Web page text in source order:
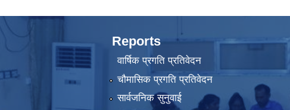
Reports
वार्षिक प्रगति प्रतिवेदन
चौमासिक प्रगति प्रतिवेदन
सार्वजनिक सुनुवाई